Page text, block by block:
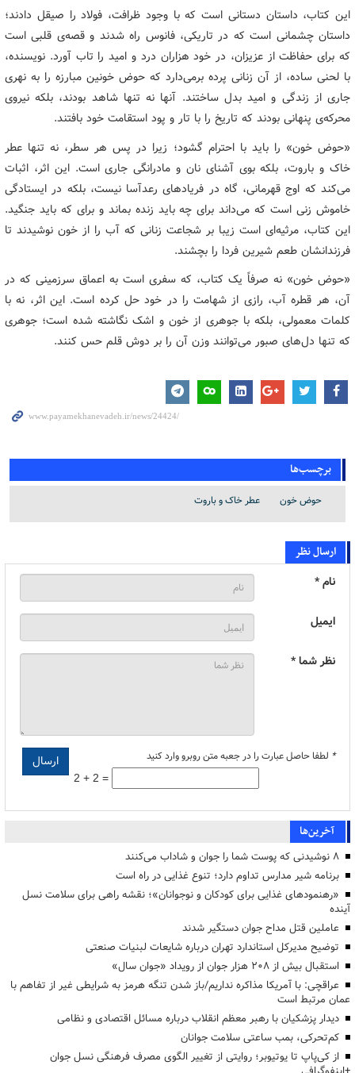
این کتاب، داستان دستانی است که با وجود ظرافت، فولاد را صیقل دادند؛
داستان چشمانی است که در تاریکی، فانوس راه شدند و قصه‌ی قلبی است
که برای حفاظت از عزیزان، در خود هزاران درد و امید را تاب آورد. نویسنده،
با لحنی ساده، از آن زنانی پرده برمی‌دارد که حوض خونین مبارزه را به نهری
جاری از زندگی و امید بدل ساختند. آنها نه تنها شاهد بودند، بلکه نیروی
محرکه‌ی پنهانی بودند که تاریخ را با تار و پود استقامت خود بافتند.
«حوض خون» را باید با احترام گشود؛ زیرا در پس هر سطر، نه تنها عطر
خاک و باروت، بلکه بوی آشنای نان و مادرانگی جاری است. این اثر، اثبات
می‌کند که اوج قهرمانی، گاه در فریادهای رعدآسا نیست، بلکه در ایستادگی
خاموش زنی است که می‌داند برای چه باید زنده بماند و برای که باید جنگید.
این کتاب، مرثیه‌ای است زیبا بر شجاعت زنانی که آب را از خون نوشیدند تا
فرزندانشان طعم شیرین فردا را بچشند.
«حوض خون» نه صرفاً یک کتاب، که سفری است به اعماق سرزمینی که در
آن، هر قطره آب، رازی از شهامت را در خود حل کرده است. این اثر، نه با
کلمات معمولی، بلکه با جوهری از خون و اشک نگاشته شده است؛ جوهری
که تنها دل‌های صبور می‌توانند وزن آن را بر دوش قلم حس کنند.
برچسب‌ها
حوض خون عطر خاک و باروت
ارسال نظر
نام *
ایمیل
نظر شما *
* لطفا حاصل عبارت را در جعبه متن روبرو وارد کنید
2 + 2 =
آخرین‌ها
۸ نوشیدنی که پوست شما را جوان و شاداب می‌کنند
برنامه شیر مدارس تداوم دارد؛ تنوع غذایی در راه است
«رهنمودهای غذایی برای کودکان و نوجوانان»؛ نقشه راهی برای سلامت نسل
آینده
عاملین قتل مداح جوان دستگیر شدند
توضیح مدیرکل استاندارد تهران درباره شایعات لبنیات صنعتی
استقبال بیش از ۲۰۸ هزار جوان از رویداد «جوان سال»
عراقچی: با آمریکا مذاکره نداریم/باز شدن تنگه هرمز به شرایطی غیر از تفاهم با
عمان مرتبط است
دیدار پزشکیان با رهبر معظم انقلاب درباره مسائل اقتصادی و نظامی
کم‌تحرکی، بمب ساعتی سلامت جوانان
از کی‌پاپ تا یوتیوبر؛ روایتی از تغییر الگوی مصرف فرهنگی نسل جوان